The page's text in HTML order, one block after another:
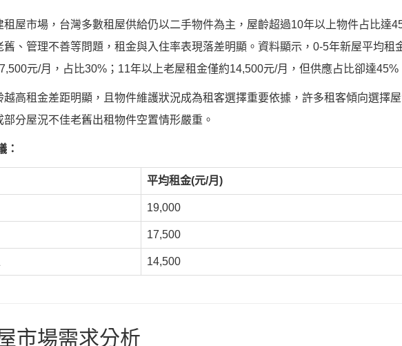
租屋市場，台灣多數租屋供給仍以二手物件為主，屋齡超過10年以上物件占比達
舊、管理不善等問題，租金與入住率表現落差明顯。資料顯示，0-5年新屋平均
元/月，占比30%；11年以上老屋租金僅約14,500元/月，但供應占比卻達45%
越高租金差距明顯，且物件維護狀況成為租客選擇重要依據，許多租客傾向選擇
部分屋況不佳老舊出租物件空置情形嚴重。
：
平均租金(元/月)
19,000
17,500
14,500
市場需求分析